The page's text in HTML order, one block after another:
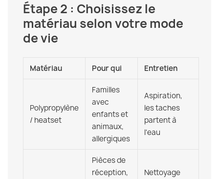
Étape 2 : Choisissez le
matériau selon votre mode
de vie
Matériau Pour qui Entretien
Polypropylène
/ heatset
Familles
avec
enfants et
animaux,
allergiques
Aspiration,
les taches
partent à
l'eau
Pièces de
réception,
Nettoyage